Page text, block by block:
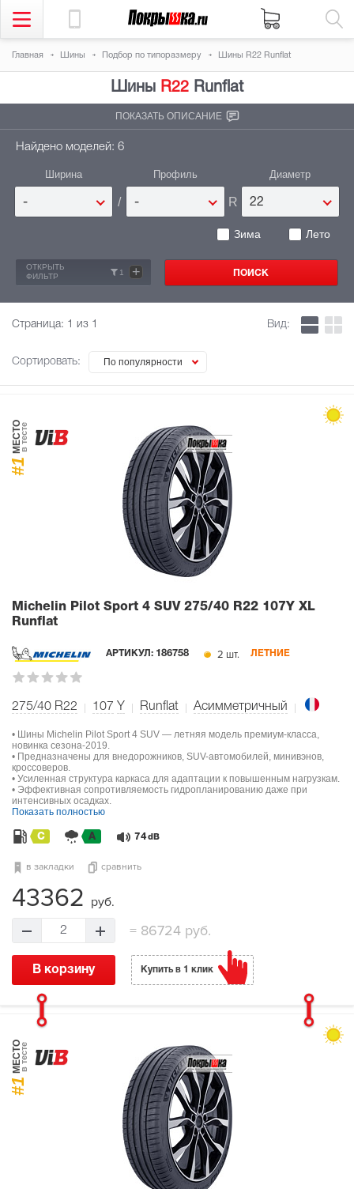
Главная Шины Подбор по типоразмеру Шины R22 Runflat
Шины R22 Runflat
ПОКАЗАТЬ ОПИСАНИЕ
Найдено моделей: 6
Ширина
- /
Профиль
- R
Диаметр
22
Зима Лето
ОТКРЫТЬ
ФИЛЬТР
1 +
Страница: 1 из 1
Сортировать: По популярности
Вид:
#1
МЕСТОв тесте
Michelin Pilot Sport 4 SUV 275/40 R22 107Y XL
Runflat
АРТИКУЛ: 186758 2 шт. ЛЕТНИЕ
275/40 R22 107 Y Runflat Асимметричный
• Шины Michelin Pilot Sport 4 SUV — летняя модель премиум-класса,
новинка сезона-2019.
• Предназначены для внедорожников, SUV-автомобилей, минивэнов,
кроссоверов.
• Усиленная структура каркаса для адаптации к повышенным нагрузкам.
• Эффективная сопротивляемость гидропланированию даже при
интенсивных осадках.
Показать полностью
C A 74dB
в закладки сравнить
43362 руб.
2 = 86724 руб.
В корзину Купить в 1 клик
#1
МЕСТОв тесте